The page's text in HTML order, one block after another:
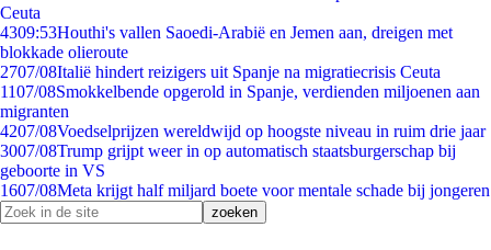
Ceuta
4309:53Houthi's vallen Saoedi-Arabië en Jemen aan, dreigen met
blokkade olieroute
2707/08Italië hindert reizigers uit Spanje na migratiecrisis Ceuta
1107/08Smokkelbende opgerold in Spanje, verdienden miljoenen aan
migranten
4207/08Voedselprijzen wereldwijd op hoogste niveau in ruim drie jaar
3007/08Trump grijpt weer in op automatisch staatsburgerschap bij
geboorte in VS
1607/08Meta krijgt half miljard boete voor mentale schade bij jongeren